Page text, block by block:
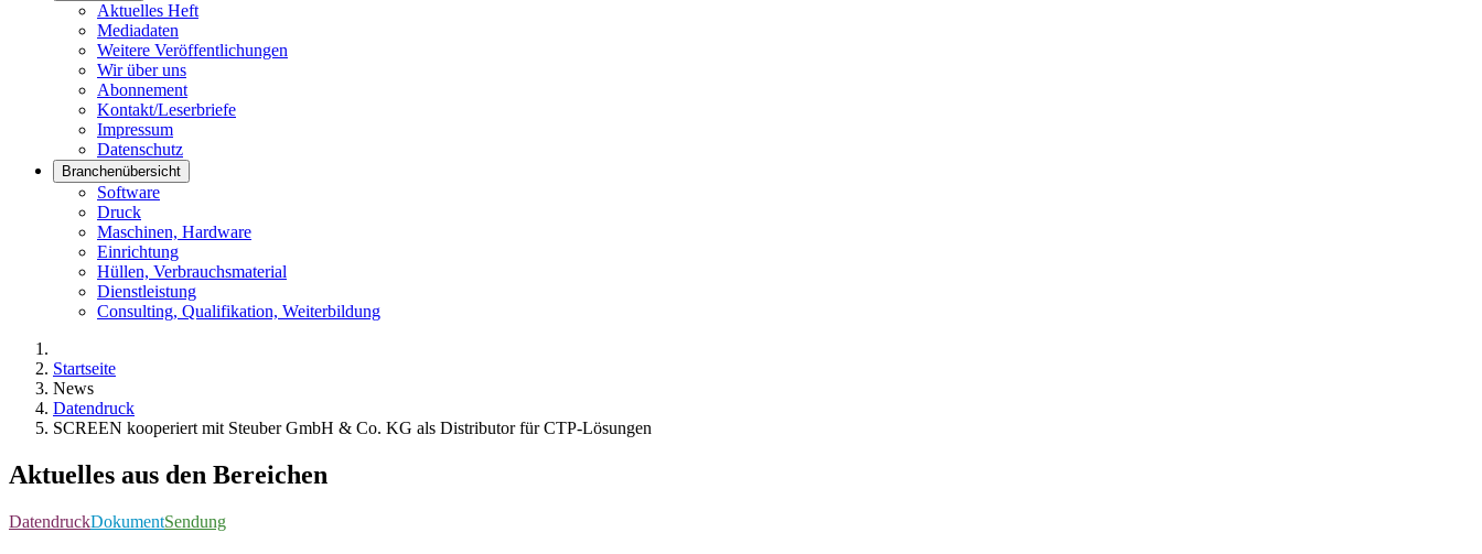
Aktuelles Heft
Mediadaten
Weitere Veröffentlichungen
Wir über uns
Abonnement
Kontakt/Leserbriefe
Impressum
Datenschutz
Branchenübersicht
Software
Druck
Maschinen, Hardware
Einrichtung
Hüllen, Verbrauchsmaterial
Dienstleistung
Consulting, Qualifikation, Weiterbildung
Startseite
News
Datendruck
SCREEN kooperiert mit Steuber GmbH & Co. KG als Distributor für CTP-Lösungen
Aktuelles aus den Bereichen
DatendruckDokumentSendung